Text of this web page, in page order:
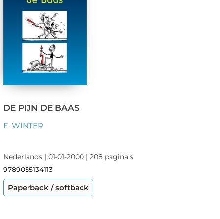
DE PIJN DE BAAS
F. WINTER
Nederlands | 01-01-2000 | 208 pagina's
9789055134113
Paperback / softback